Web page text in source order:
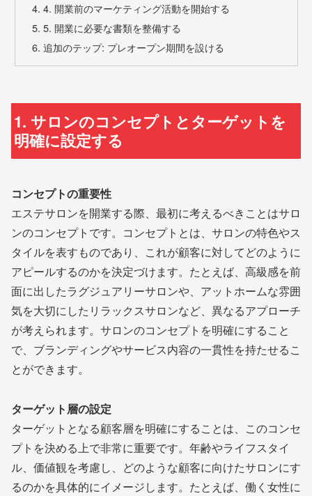
4. 開業前のマーケティング活動を開始する
5. 開業に必要な書類を整備する
追加のテップ: プレオープン期間を設ける
1. サロンのコンセプトとターゲットを
明確に設定する
コンセプトの重要性
エステサロンを開業する際、最初に考えるべきことはサロ
ンのコンセプトです。コンセプトとは、サロンの特色やス
タイルを表すものであり、これが顧客に対してどのように
アピールするのかを決定づけます。たとえば、高級感を前
面に出したラグジュアリーサロンや、アットホームな雰囲
気を大切にしたリラックスサロンなど、異なるアプローチ
が考えられます。サロンのコンセプトを明確にすること
で、ブランディングやサービス内容の一貫性を持たせるこ
とができます。
ターゲット層の設定
ターゲットとなる顧客層を明確にすることは、このコンセ
プトを決める上で非常に重要です。年齢やライフスタイ
ル、価値観を考慮し、どのような顧客に向けたサロンにす
るのかを具体的にイメージします。たとえば、働く女性に